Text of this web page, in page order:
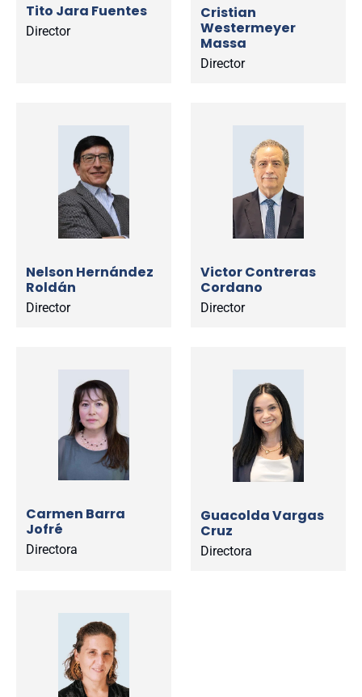
Tito Jara Fuentes
Director
Cristian
Westermeyer
Massa
Director
Nelson Hernández
Roldán
Director
Victor Contreras
Cordano
Director
Carmen Barra
Jofré
Directora
Guacolda Vargas
Cruz
Directora